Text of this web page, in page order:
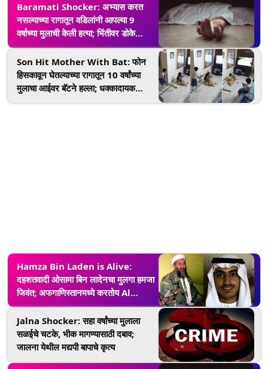
Baramati Shocker: अभ्यास करत
नसल्याच्या रागातून वडिलांनी आपल्या 9
वर्षाच्या मुलाची केली हत्या; भिंतीवर डोके
आपटून गळा आवळला, बारामतीजवळील
धक्कादायक घटना
Son Hit Mother With Bat: फोन
हिसकावून घेतल्याच्या रागातून 10 वर्षांच्या
मुलाचा आईवर बॅटने हल्ला; धक्कादायक
Hamza Bin Laden is Alive:
दहशतवादी ओसामा बिन लादेनचा मुलगा हमजा
जिवंत; अफगाणिस्तानमध्ये करतोय Al
Qaeda चे नेतृत्व, अहवालात मोठा खुलासा
Jalna Shocker: सहा वर्षांच्या मुलाला
सळईचे चटके, भीक मागण्यासाठी दबाव;
जालना येथील मद्यपी बापाचे कृत्य